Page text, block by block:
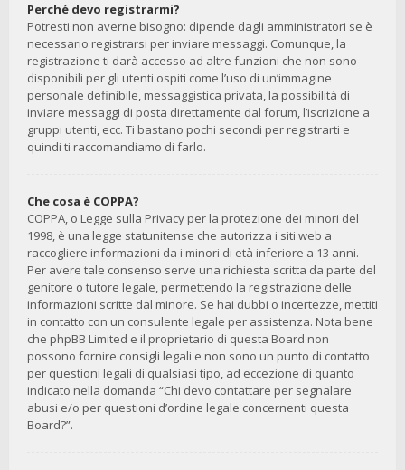
Perché devo registrarmi?
Potresti non averne bisogno: dipende dagli amministratori se è
necessario registrarsi per inviare messaggi. Comunque, la
registrazione ti darà accesso ad altre funzioni che non sono
disponibili per gli utenti ospiti come l’uso di un’immagine
personale definibile, messaggistica privata, la possibilità di
inviare messaggi di posta direttamente dal forum, l’iscrizione a
gruppi utenti, ecc. Ti bastano pochi secondi per registrarti e
quindi ti raccomandiamo di farlo.
Che cosa è COPPA?
COPPA, o Legge sulla Privacy per la protezione dei minori del
1998, è una legge statunitense che autorizza i siti web a
raccogliere informazioni da i minori di età inferiore a 13 anni.
Per avere tale consenso serve una richiesta scritta da parte del
genitore o tutore legale, permettendo la registrazione delle
informazioni scritte dal minore. Se hai dubbi o incertezze, mettiti
in contatto con un consulente legale per assistenza. Nota bene
che phpBB Limited e il proprietario di questa Board non
possono fornire consigli legali e non sono un punto di contatto
per questioni legali di qualsiasi tipo, ad eccezione di quanto
indicato nella domanda “Chi devo contattare per segnalare
abusi e/o per questioni d’ordine legale concernenti questa
Board?”.